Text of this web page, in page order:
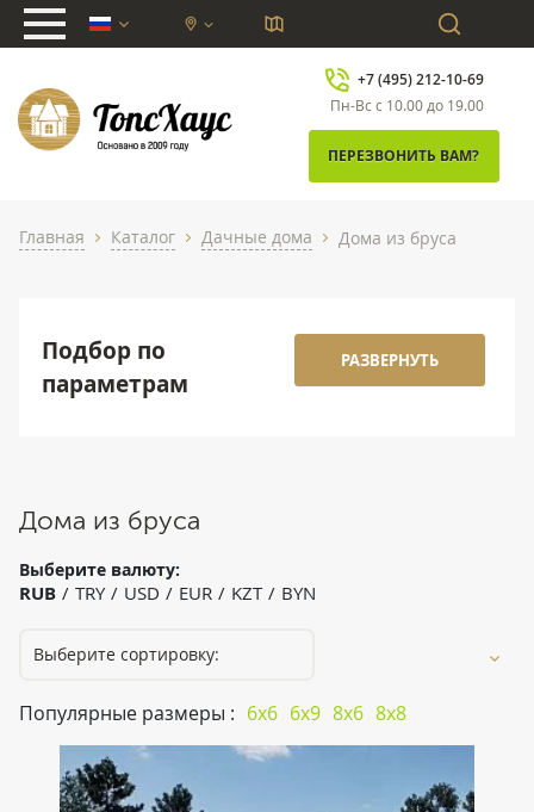
chevron_down
+7 (495) 212-10-69
Пн-Вс с 10.00 до 19.00
ПЕРЕЗВОНИТЬ ВАМ?
Главная chevron_right Каталог chevron_right Дачные дома chevron_right Дома из бруса
Подбор по
параметрам
РАЗВЕРНУТЬ
Дома из бруса
Выберите валюту:
RUB TRY USD EUR KZT BYN
Популярные размеры : 6x6 6x9 8x6 8x8